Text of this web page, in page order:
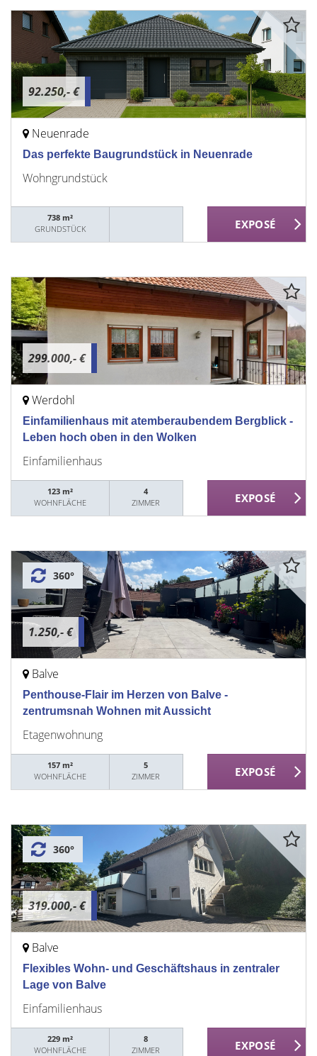
92.250,- €
Neuenrade
Das perfekte Baugrundstück in Neuenrade
Wohngrundstück
738 m²
GRUNDSTÜCK
299.000,- €
Werdohl
Einfamilienhaus mit atemberaubendem Bergblick -
Leben hoch oben in den Wolken
Einfamilienhaus
123 m²
WOHNFLÄCHE
4
ZIMMER
1.250,- €
360°
Balve
Penthouse-Flair im Herzen von Balve -
zentrumsnah Wohnen mit Aussicht
Etagenwohnung
157 m²
WOHNFLÄCHE
5
ZIMMER
319.000,- €
360°
Balve
Flexibles Wohn- und Geschäftshaus in zentraler
Lage von Balve
Einfamilienhaus
229 m²
WOHNFLÄCHE
8
ZIMMER